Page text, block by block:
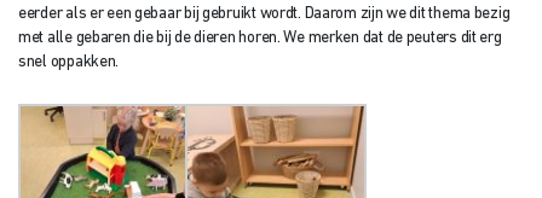
eerder als er een gebaar bij gebruikt wordt. Daarom zijn we dit thema bezig
met alle gebaren die bij de dieren horen. We merken dat de peuters dit erg
snel oppakken.